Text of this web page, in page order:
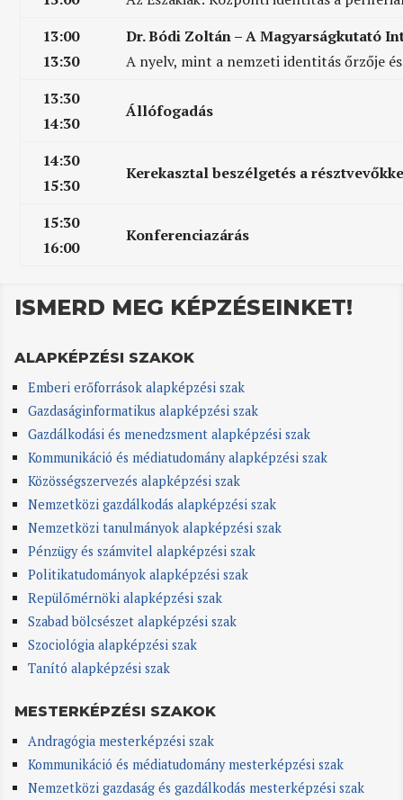
13:00
13:30
Dr. Bódi Zoltán – A Magyarságkutató
A nyelv, mint a nemzeti identitás őrzője
13:30
14:30
Állófogadás
14:30
15:30
Kerekasztal beszélgetés a
15:30
16:00
Konferenciazárás
ISMERD MEG KÉPZÉSEINKET!
ALAPKÉPZÉSI SZAKOK
Emberi erőforrások alapképzési szak
Gazdaságinformatikus alapképzési szak
Gazdálkodási és menedzsment alapképzési szak
Kommunikáció és médiatudomány alapképzési szak
Közösségszervezés alapképzési szak
Nemzetközi gazdálkodás alapképzési szak
Nemzetközi tanulmányok alapképzési szak
Pénzügy és számvitel alapképzési szak
Politikatudományok alapképzési szak
Repülőmérnöki alapképzési szak
Szabad bölcsészet alapképzési szak
Szociológia alapképzési szak
Tanító alapképzési szak
MESTERKÉPZÉSI SZAKOK
Andragógia mesterképzési szak
Kommunikáció és médiatudomány mesterképzési szak
Nemzetközi gazdaság és gazdálkodás mesterképzési szak